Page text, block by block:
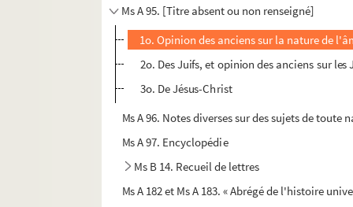
Ms A 95. [Titre absent ou non renseigné]
1o. Opinion des anciens sur la nature de
2o. Des Juifs, et opinion des anciens sur les
3o. De Jésus-Christ
Ms A 96. Notes diverses sur des sujets de
Ms A 97. Encyclopédie
Ms B 14. Recueil de lettres
Ms A 182 et Ms A 183. « Abrégé de l'histoire